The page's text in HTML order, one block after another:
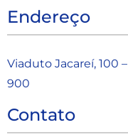
Endereço
Viaduto Jacareí, 100
900
Contato